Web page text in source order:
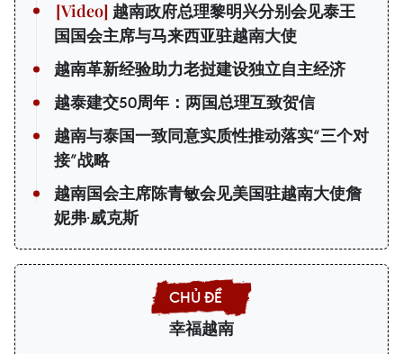
越南政府总理黎明兴分别会见泰王
国国会主席与马来西亚驻越南大使
越南革新经验助力老挝建设独立自主经济
越泰建交50周年：两国总理互致贺信
越南与泰国一致同意实质性推动落实“三个对
接”战略
越南国会主席陈青敏会见美国驻越南大使詹
妮弗·威克斯
幸福越南